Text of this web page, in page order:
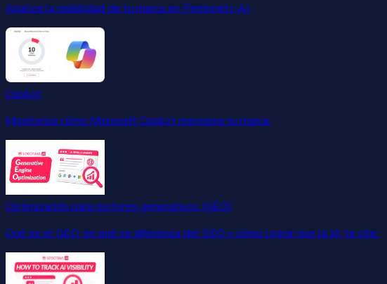
Analiza la visibilidad de tu marca en Perplexity AI.
Copilot
Monitoriza cómo Microsoft Copilot menciona tu marca.
Optimización para motores generativos (GEO)
Qué es el GEO, en qué se diferencia del SEO y cómo lograr que la IA te cite.